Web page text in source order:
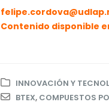
Contenido disponible
INNOVACIÓN Y
BTEX, COMPUESTOS